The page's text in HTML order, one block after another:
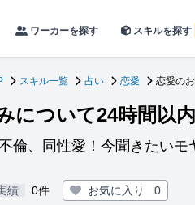
ワーカーを探す スキルを探す
スキル一覧 占い 恋愛 恋愛の
について24時間以
倫、同性愛！今聞きたいモ
績 0件 お気に入り 0